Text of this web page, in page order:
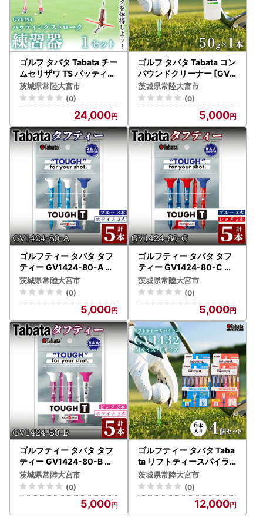
ゴルフ タバタ Tabata チー
ムセリザワ TS パッティン
グストローク [GV0194]
【ゴルフ】【ho1631】
茨城県常陸大宮市
(0)
24,000
ゴルフ タバタ Tabata コン
パウンドクリーナー [GV0
534] 50g メンテナンス 用
品 【ゴルフ】【ho1633】
茨城県常陸大宮市
(0)
5,000
ゴルフティー タバタ タフ
ティー GV1424-80-A ゴ
ルフ用品 【ゴルフティー
】【ho1502】
茨城県常陸大宮市
(0)
5,000
ゴルフティー タバタ タフ
ティー GV1424-80-C ゴ
ルフ用品 【ゴルフティー
】【ho1504】
茨城県常陸大宮市
(0)
5,000
ゴルフティー タバタ タフ
ティー GV1424-80-B ゴ
ルフ用品 Golf Tee 【ゴル
フティー】【ho1503】
茨城県常陸大宮市
(0)
5,000
ゴルフティー タバタ Taba
ta リフトティースパイラ
ル GV1432 Mサイズ×2個
・Lサイズ×2 【ゴルフテ
ィー】【ho1625-1】
茨城県常陸大宮市
(0)
12,000